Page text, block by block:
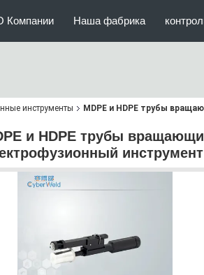
Компании Наша фабрика
инструменты MDPE и HDPE трубы
и HDPE трубы
инструмент